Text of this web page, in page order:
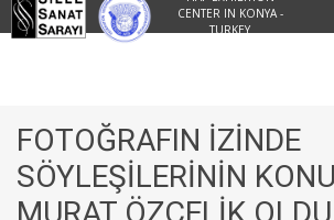
CENTER IN KONYA -
TURKEY
FOTOĞRAFIN İZİNDE
SÖYLEŞİLERİNİN